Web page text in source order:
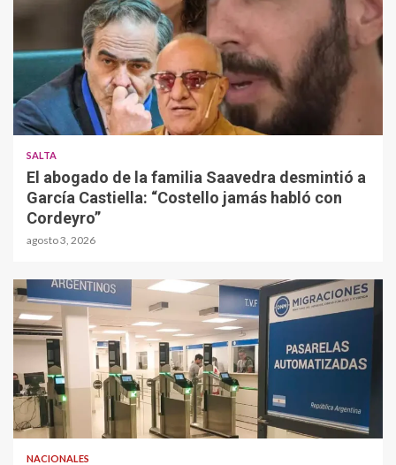
SALTA
El abogado de la familia Saavedra desmintió a
García Castiella: “Costello jamás habló con
Cordeyro”
agosto 3, 2026
NACIONALES